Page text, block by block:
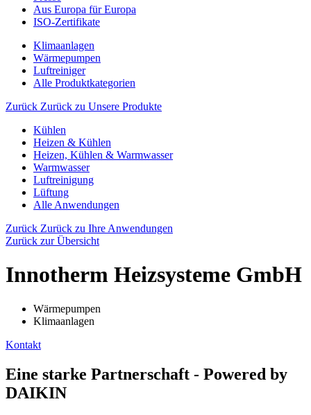
Aus Europa für Europa
ISO-Zertifikate
Klimaanlagen
Wärmepumpen
Luftreiniger
Alle Produktkategorien
Zurück Zurück zu Unsere Produkte
Kühlen
Heizen & Kühlen
Heizen, Kühlen & Warmwasser
Warmwasser
Luftreinigung
Lüftung
Alle Anwendungen
Zurück Zurück zu Ihre Anwendungen
Zurück zur Übersicht
Innotherm Heizsysteme GmbH
Wärmepumpen
Klimaanlagen
Kontakt
Eine starke Partnerschaft - Powered by
DAIKIN